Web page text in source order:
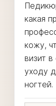
какая
кожу,
визит
уходу
ногтей.